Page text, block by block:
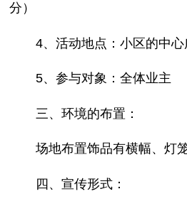
分）
4、活动地点：小区的中心
5、参与对象：全体业主
三、环境的布置：
场地布置饰品有横幅、灯
四、宣传形式：